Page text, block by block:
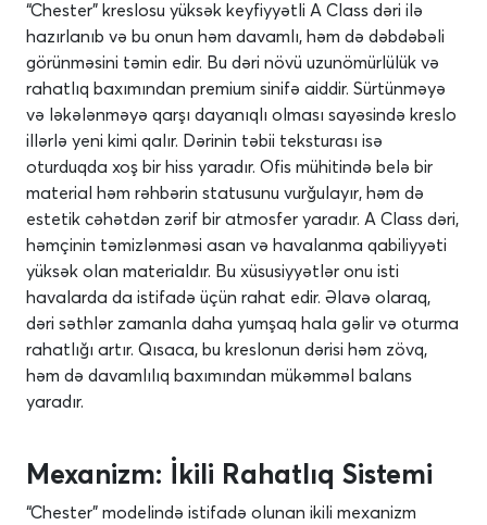
“Chester” kreslosu yüksək keyfiyyətli A Class dəri ilə
hazırlanıb və bu onun həm davamlı, həm də dəbdəbəli
görünməsini təmin edir. Bu dəri növü uzunömürlülük və
rahatlıq baxımından premium sinifə aiddir. Sürtünməyə
və ləkələnməyə qarşı dayanıqlı olması sayəsində kreslo
illərlə yeni kimi qalır. Dərinin təbii teksturası isə
oturduqda xoş bir hiss yaradır. Ofis mühitində belə bir
material həm rəhbərin statusunu vurğulayır, həm də
estetik cəhətdən zərif bir atmosfer yaradır. A Class dəri,
həmçinin təmizlənməsi asan və havalanma qabiliyyəti
yüksək olan materialdır. Bu xüsusiyyətlər onu isti
havalarda da istifadə üçün rahat edir. Əlavə olaraq,
dəri səthlər zamanla daha yumşaq hala gəlir və oturma
rahatlığı artır. Qısaca, bu kreslonun dərisi həm zövq,
həm də davamlılıq baxımından mükəmməl balans
yaradır.
Mexanizm: İkili Rahatlıq Sistemi
“Chester” modelində istifadə olunan ikili mexanizm